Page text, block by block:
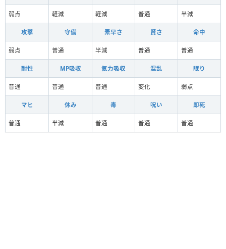
弱点 軽減 軽減 普通 半減
攻撃 守備 素早さ 賢さ 命中
弱点 普通 半減 普通 普通
耐性 MP吸収 気力吸収 混乱 眠り
普通 普通 普通 変化 弱点
マヒ 休み 毒 呪い 即死
普通 半減 普通 普通 普通